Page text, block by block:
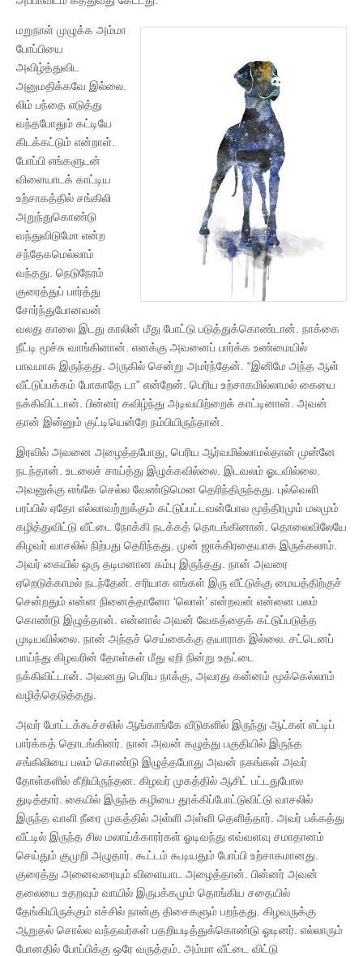
மறுநாள் முழுக்க அம்மா
போப்பியை
அவிழ்த்துவிட
அனுமதிக்கவே இல்லை.
லிம் பந்தை எடுத்து
வந்தபோதும் கட்டியே
கிடக்கட்டும் என்றாள்.
போப்பி எங்களுடன்
விளையாடக் காட்டிய
உற்சாகத்தில் சங்கிலி
அறுந்துகொண்டு
வந்துவிடுமோ என்ற
சந்தேகமெல்லாம்
வந்தது. நெடுநேரம்
குரைத்துப் பார்த்து
சோர்ந்துபோனவன்
வலது காலை இடது காலின் மீது போட்டு படுத்துக்கொண்டான். நாக்கை
நீட்டி மூச்சு வாங்கினான். எனக்கு அவனைப் பார்க்க உண்மையில்
பாவமாக இருந்தது. அருகில் சென்று அமர்ந்தேன். “இனிமே அந்த ஆள்
வீட்டுப்பக்கம் போகாதே டா” என்றேன். பெரிய உற்சாகமில்லாமல் கையை
நக்கிவிட்டான். பின்னர் கவிழ்ந்து அடிவயிற்றைக் காட்டினான். அவன்
தான் இன்னும் குட்டியென்றே நம்பியிருந்தான்.
இரவில் அவனை அழைத்தபோது, பெரிய ஆர்வமில்லாமல்தான் முன்னே
நடந்தான். உடலைச் சாய்த்து இழுக்கவில்லை. இடவலம் ஓடவில்லை.
அவனுக்கு எங்கே செல்ல வேண்டுமென தெரிந்திருந்தது. புல்வெளி
பரப்பில் ஏதோ எல்லாவற்றுக்கும் கட்டுப்பட்டவன்போல மூத்திரமும் மலமும்
கழித்துவிட்டு வீட்டை நோக்கி நடக்கத் தொடங்கினான். தொலைவிலேயே
கிழவர் வாசலில் நிற்பது தெரிந்தது. முன் ஜாக்கிரதையாக இருக்கலாம்.
அவர் கையில் ஒரு தடிமனான கம்பு இருந்தது. நான் அவரை
ஏறெடுக்காமல் நடந்தேன். சரியாக எங்கள் இரு வீட்டுக்கு மையத்திற்குச்
சென்றதும் என்ன நினைத்தானோ ‘லொள்’ என்றவன் என்னை பலம்
கொண்டு இழுத்தான். என்னால் அவன் வேகத்தைக் கட்டுப்படுத்த
முடியவில்லை. நான் அந்தச் செய்கைக்கு தயாராக இல்லை. சட்டெனப்
பாய்ந்து கிழவரின் தோள்கள் மீது ஏறி நின்று உதட்டை
நக்கிவிட்டான். அவனது பெரிய நாக்கு, அவரது கன்னம் மூக்கெல்லாம்
வழித்தெடுத்தது.
அவர் போட்டக்கூச்சலில் ஆங்காங்கே வீடுகளில் இருந்து ஆட்கள் எட்டிப்
பார்க்கத் தொடங்கினர். நான் அவன் கழுத்து பகுதியில் இருந்த
சங்கிலியை பலம் கொண்டு இழுத்தபோது அவன் நகங்கள் அவர்
தோள்களில் கீறியிருந்தன. கிழவர் முகத்தில் ஆசிட் பட்டதுபோல
துடித்தார். கையில் இருந்த கழியை தூக்கிப்போட்டுவிட்டு வாசலில்
இருந்த வாளி நீரை முகத்தில் அள்ளி அள்ளி தெளித்தார். அவர் பக்கத்து
வீட்டில் இருந்த சில மலாய்க்காரர்கள் ஓடிவந்து எவ்வளவு சமாதானம்
செய்தும் குமுறி அழுதார். கூட்டம் கூடியதும் போப்பி உற்சாகமானது.
குரைத்து அனைவரையும் விளையாட அழைத்தான். பின்னர் அவன்
தலையை உதறவும் வாயில் இருபக்கமும் தொங்கிய சதையில்
தேங்கியிருக்கும் எச்சில் நான்கு திசைகளும் பறந்தது. கிழவருக்கு
ஆறுதல் சொல்ல வந்தவர்கள் பதறியடித்துக்கொண்டு ஓடினர். எல்லாரும்
போனதில் போப்பிக்கு ஒரே வருத்தம். அம்மா வீட்டை விட்டு